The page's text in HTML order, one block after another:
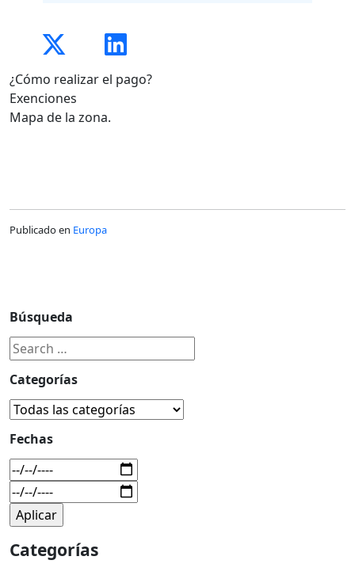
¿Cómo realizar el pago?
Exenciones
Mapa de la zona.
Publicado en Europa
Búsqueda
Categorías
Fechas
Categorías